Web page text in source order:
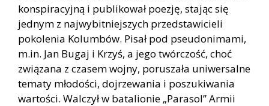
konspiracyjną i publikował poezję, stając się
jednym z najwybitniejszych przedstawicieli
pokolenia Kolumbów. Pisał pod pseudonimami,
m.in. Jan Bugaj i Krzyś, a jego twórczość, choć
związana z czasem wojny, poruszała uniwersalne
tematy młodości, dojrzewania i poszukiwania
wartości. Walczył w batalionie „Parasol” Armii